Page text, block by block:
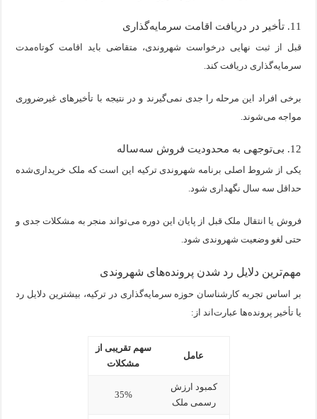
11. تأخیر در دریافت اقامت سرمایه‌گذاری
قبل از ثبت نهایی درخواست شهروندی، متقاضی باید اقامت کوتاه‌مدت
سرمایه‌گذاری دریافت کند.
برخی افراد این مرحله را جدی نمی‌گیرند و در نتیجه با تأخیرهای غیرضروری
مواجه می‌شوند.
12. بی‌توجهی به محدودیت فروش سه‌ساله
یکی از شروط اصلی برنامه شهروندی ترکیه این است که ملک خریداری‌شده
حداقل سه سال نگهداری شود.
فروش یا انتقال ملک قبل از پایان این دوره می‌تواند منجر به مشکلات جدی و
حتی لغو وضعیت شهروندی شود.
مهم‌ترین دلایل رد شدن پرونده‌های شهروندی
بر اساس تجربه کارشناسان حوزه سرمایه‌گذاری در ترکیه، بیشترین دلایل رد
یا تأخیر پرونده‌ها عبارت‌اند از:
عامل
سهم تقریبی از
مشکلات
کمبود ارزش
رسمی ملک
35%